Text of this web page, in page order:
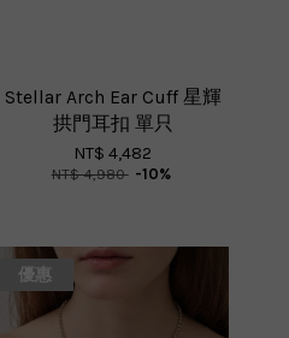
Stellar Arch Ear Cuff 星輝
拱門耳扣 單只
NT$ 4,482
NT$ 4,980 -10%
優惠